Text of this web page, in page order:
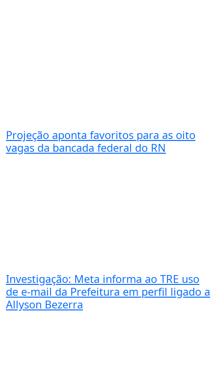
Projeção aponta favoritos para as oito
vagas da bancada federal do RN
Investigação: Meta informa ao TRE uso
de e-mail da Prefeitura em perfil ligado a
Allyson Bezerra